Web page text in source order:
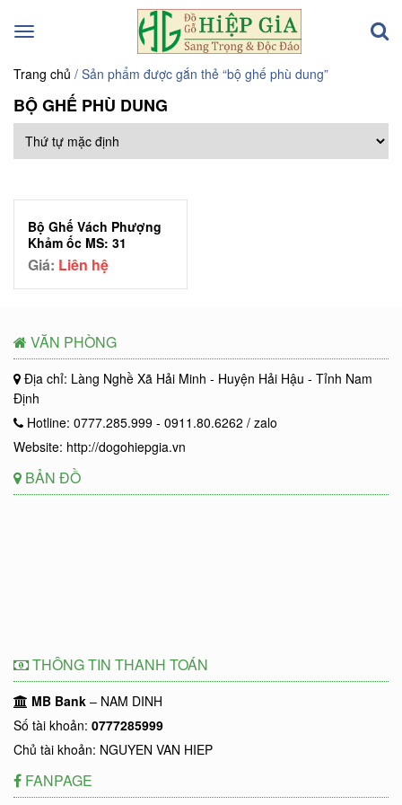
Toggle
Trang chủ / Sản phẩm được gắn thẻ “bộ ghế phù dung”
BỘ GHẾ PHÙ DUNG
Bộ Ghế Vách Phượng
Khảm ốc MS: 31
Giá: Liên hệ
VĂN PHÒNG
Địa chỉ: Làng Nghề Xã Hải Minh - Huyện Hải Hậu - Tỉnh Nam
Định
Hotline: 0777.285.999 - 0911.80.6262 / zalo
Website: http://dogohiepgia.vn
BẢN ĐỒ
THÔNG TIN THANH TOÁN
MB Bank – NAM DINH
Số tài khoản: 0777285999
Chủ tài khoản: NGUYEN VAN HIEP
FANPAGE